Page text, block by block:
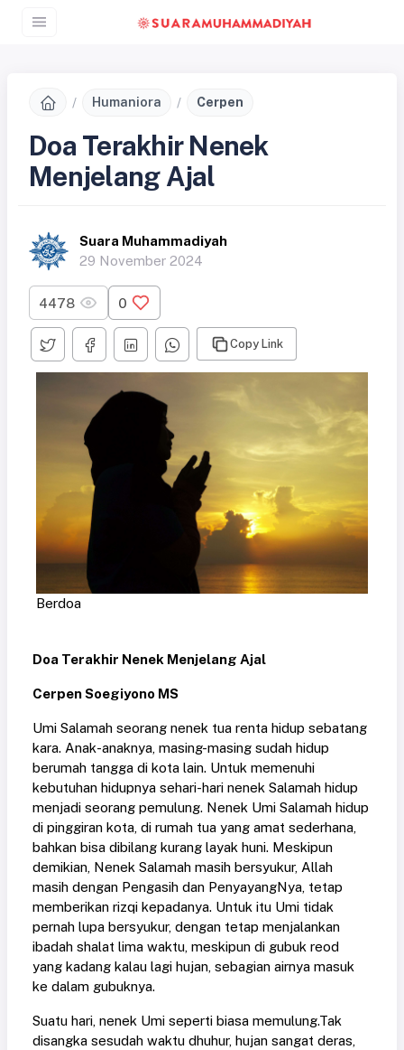
Humaniora Cerpen
Doa Terakhir Nenek
Menjelang Ajal
Suara Muhammadiyah
29 November 2024
4478 0
Copy Link
Berdoa
Doa Terakhir Nenek Menjelang Ajal
Cerpen Soegiyono MS
Umi Salamah seorang nenek tua renta hidup sebatang
kara. Anak-anaknya, masing-masing sudah hidup
berumah tangga di kota lain. Untuk memenuhi
kebutuhan hidupnya sehari-hari nenek Salamah hidup
menjadi seorang pemulung. Nenek Umi Salamah hidup
di pinggiran kota, di rumah tua yang amat sederhana,
bahkan bisa dibilang kurang layak huni. Meskipun
demikian, Nenek Salamah masih bersyukur, Allah
masih dengan Pengasih dan PenyayangNya, tetap
memberikan rizqi kepadanya. Untuk itu Umi tidak
pernah lupa bersyukur, dengan tetap menjalankan
ibadah shalat lima waktu, meskipun di gubuk reod
yang kadang kalau lagi hujan, sebagian airnya masuk
ke dalam gubuknya.
Suatu hari, nenek Umi seperti biasa memulung.Tak
disangka sesudah waktu dhuhur, hujan sangat deras,